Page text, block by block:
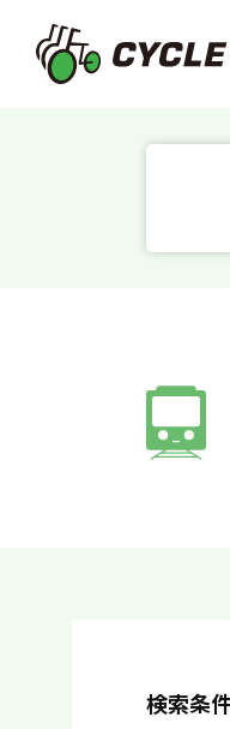
検索条